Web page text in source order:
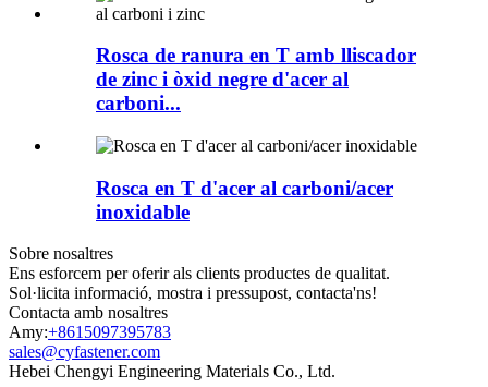
Rosca de ranura en T amb lliscador
de zinc i òxid negre d'acer al
carboni...
Rosca en T d'acer al carboni/acer
inoxidable
Sobre nosaltres
Ens esforcem per oferir als clients productes de qualitat.
Sol·licita informació, mostra i pressupost, contacta'ns!
Contacta amb nosaltres
Amy:+8615097395783
sales@cyfastener.com
Hebei Chengyi Engineering Materials Co., Ltd.